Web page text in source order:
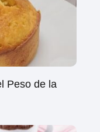
Peso de la